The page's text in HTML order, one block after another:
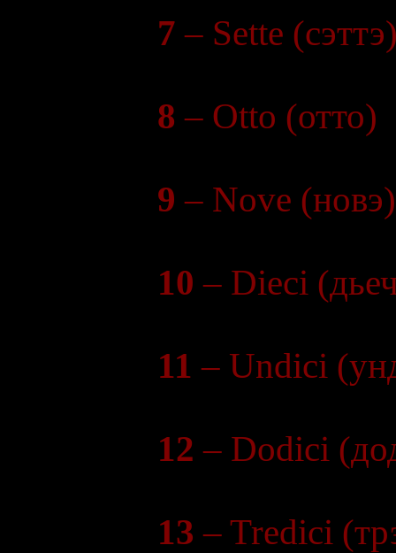
7 – Sette
8 – Otto (отто)
9 – Nove (новэ)
10 – Dieci
11 – Undici
12 – Dodici
13 – Tredici